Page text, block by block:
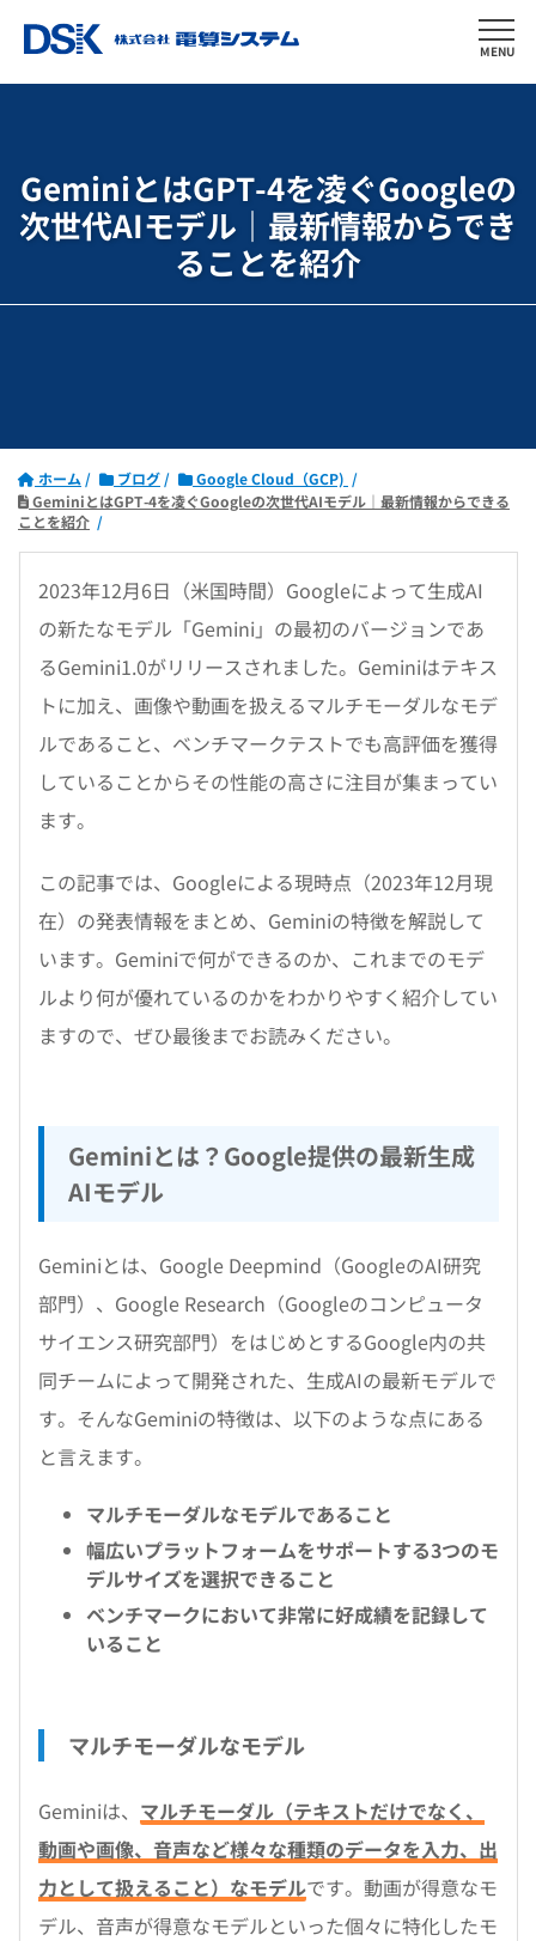
MENU
GeminiとはGPT-4を凌ぐGoogleの
次世代AIモデル｜ 最新情報からでき
ることを紹介
ホーム ブログ
Google Cloud（GCP)
GeminiとはGPT-4を凌ぐGoogleの次世代AIモデル｜最新情報からできる
ことを紹介
2023年12月6日（米国時間）Googleによって生成AI
の新たなモデル「Gemini」の最初のバージョンであ
るGemini1.0がリリースされました。Geminiはテキス
トに加え、画像や動画を扱えるマルチモーダルなモデ
ルであること、ベンチマークテストでも高評価を獲得
していることからその性能の高さに注目が集まってい
ます。
この記事では、Googleによる現時点（2023年12月現
在）の発表情報をまとめ、Geminiの特徴を解説して
います。Geminiで何ができるのか、これまでのモデ
ルより何が優れているのかをわかりやすく紹介してい
ますので、ぜひ最後までお読みください。
Geminiとは？Google提供の最新生成
AIモデル
Geminiとは、Google Deepmind（GoogleのAI研究
部門）、Google Research（Googleのコンピュータ
サイエンス研究部門）をはじめとするGoogle内の共
同チームによって開発された、生成AIの最新モデルで
す。そんなGeminiの特徴は、以下のような点にある
と言えます。
マルチモーダルなモデルであること
幅広いプラットフォームをサポートする3つのモ
デルサイズを選択できること
ベンチマークにおいて非常に好成績を記録して
いること
マルチモーダルなモデル
Geminiは、 マルチモーダル（テキストだけでなく、
動画や画像、音声など様々な種類のデータを入力、出
力として扱えること）なモデルです。動画が得意なモ
デル、音声が得意なモデルといった個々に特化したモ